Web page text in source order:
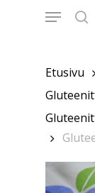
Menu
Etusivu